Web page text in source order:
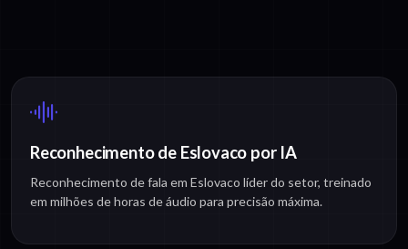
Reconhecimento de Eslovaco por IA
Reconhecimento de fala em Eslovaco líder do setor, treinado
em milhões de horas de áudio para precisão máxima.